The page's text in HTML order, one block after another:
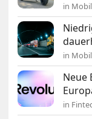
in
in
Neue
in